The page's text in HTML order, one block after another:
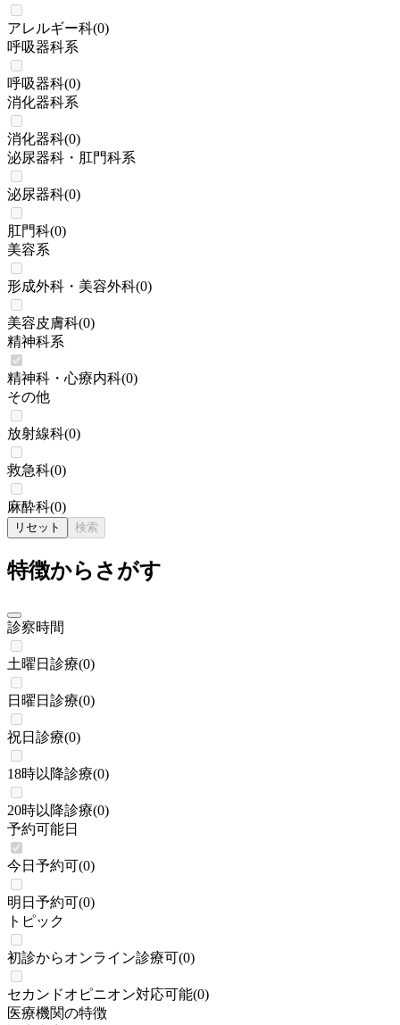
アレルギー科(0)
呼吸器科系
呼吸器科(0)
消化器科系
消化器科(0)
泌尿器科・肛門科系
泌尿器科(0)
肛門科(0)
美容系
形成外科・美容外科(0)
美容皮膚科(0)
精神科系
精神科・心療内科(0)
その他
放射線科(0)
救急科(0)
麻酔科(0)
リセット 検索
特徴からさがす
診察時間
土曜日診療(0)
日曜日診療(0)
祝日診療(0)
18時以降診療(0)
20時以降診療(0)
予約可能日
今日予約可(0)
明日予約可(0)
トピック
初診からオンライン診療可(0)
セカンドオピニオン対応可能(0)
医療機関の特徴